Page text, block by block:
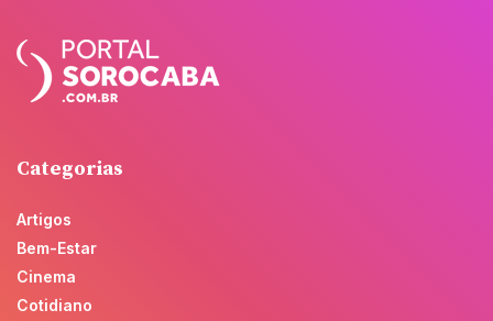
Categorias
Artigos
Bem-Estar
Cinema
Cotidiano